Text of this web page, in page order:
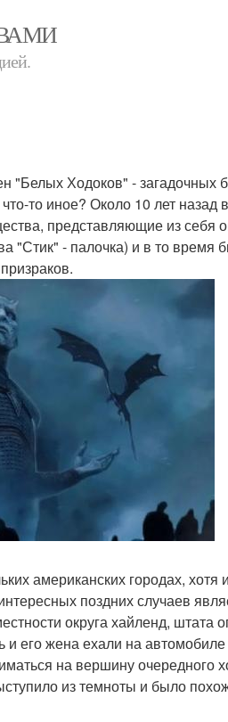
Ходоков" - загадочных
то иное? Около 10 лет назад
представляющие из себя
"Стик" - палочка) и в то время
американских городах, хотя
поздних случаев
округа хайленд, штата
его жена ехали на
на вершину очередного
из темноты и было